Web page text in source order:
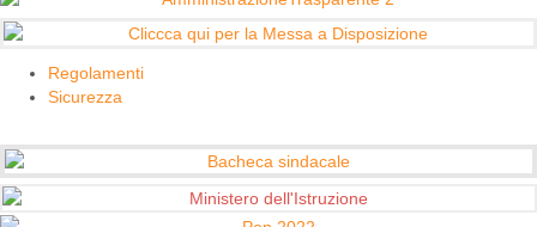
Regolamenti
Sicurezza